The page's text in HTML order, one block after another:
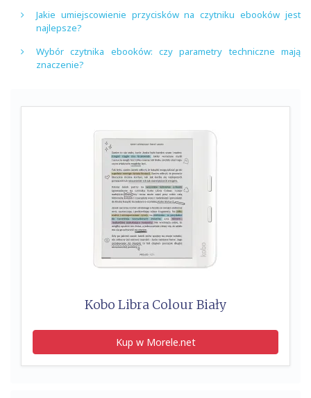
Jakie umiejscowienie przycisków na czytniku ebooków jest
najlepsze?
Wybór czytnika ebooków: czy parametry techniczne mają
znaczenie?
Kobo Libra Colour Biały
Kup w Morele.net